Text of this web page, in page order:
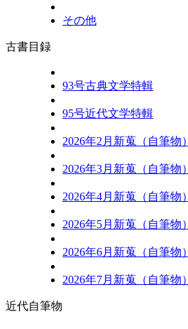
その他
古書目録
93号古典文学特輯
95号近代文学特輯
2026年2月新蒐（自筆物）
2026年3月新蒐（自筆物）
2026年4月新蒐（自筆物）
2026年5月新蒐（自筆物）
2026年6月新蒐（自筆物）
2026年7月新蒐（自筆物）
近代自筆物